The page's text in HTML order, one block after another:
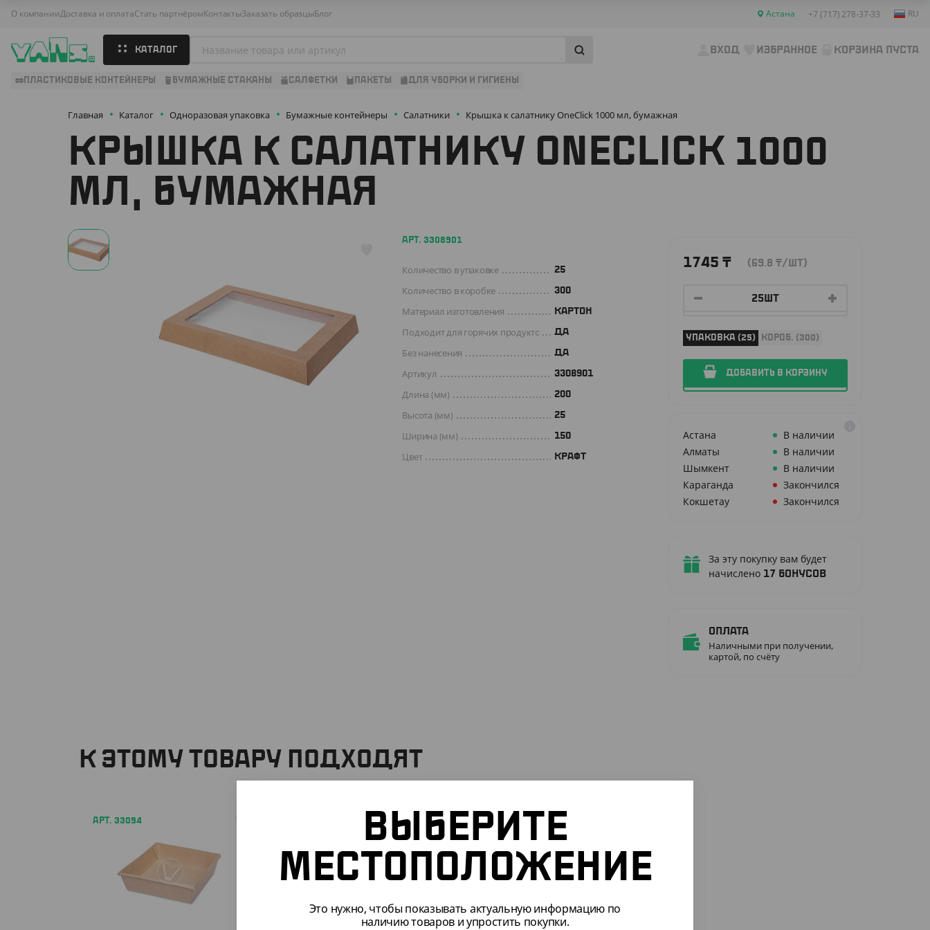
О компанииДоставка и оплатаСтать партнёромКонтактыЗаказать образцыБлог Астана +7 (717) 278-37-33 RU
КАТАЛОГ ВХОД ИЗБРАННОЕ КОРЗИНА ПУСТА
ПЛАСТИКОВЫЕ КОНТЕЙНЕРЫ БУМАЖНЫЕ СТАКАНЫ САЛФЕТКИ ПАКЕТЫ ДЛЯ УБОРКИ И ГИГИЕНЫ
Главная Каталог Одноразовая упаковка Бумажные контейнеры Салатники Крышка к салатнику OneClick 1000 мл, бумажная
КРЫШКА К САЛАТНИКУ ONECLICK 1000
МЛ, БУМАЖНАЯ
1745 ₸ (69.8 ₸/ШТ)
УПАКОВКА (25) КОРОБ. (300)
ДОБАВИТЬ В КОРЗИНУ
Астана
В наличии
Алматы
В наличии
Шымкент
В наличии
Караганда
Закончился
Кокшетау
Закончился
За эту покупку вам будет
начислено 17 бонусов
Оплата
Наличными при получении,
картой, по счёту
АРТ. 3308901
Количество в упаковке 25
Количество в коробке 300
Материал изготовления КАРТОН
Подходит для горячих продуктов ДА
Без нанесения ДА
Артикул 3308901
Длина (мм) 200
Высота (мм) 25
Ширина (мм) 150
Цвет КРАФТ
К ЭТОМУ ТОВАРУ ПОДХОДЯТ
АРТ. 33094 АРТ. 33096
ВЫБЕРИТЕ
МЕСТОПОЛОЖЕНИЕ
Это нужно, чтобы показывать актуальную информацию по
наличию товаров и упростить покупки.